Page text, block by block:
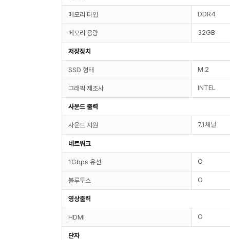
메모리 타입 DDR4
메모리 용량 32GB
저장장치
SSD 형태 M.2
그래픽 제조사 INTEL
사운드 출력
사운드 지원 7.1채널
네트워크
1Gbps 유선 O
블루투스 O
영상출력
HDMI O
단자